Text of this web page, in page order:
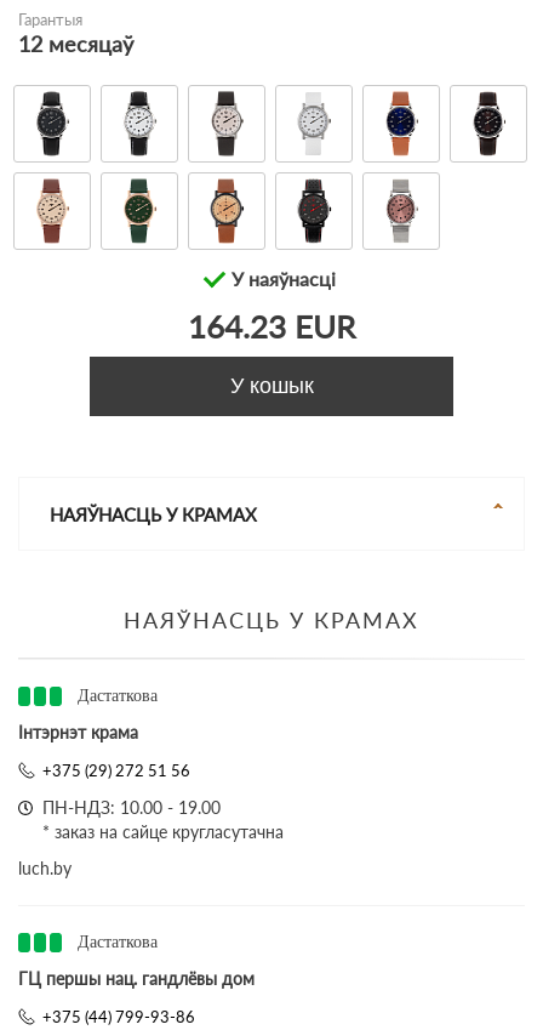
Гарантыя
12 месяцаў
У наяўнасці
164.23 EUR
У кошык
НАЯЎНАСЦЬ У КРАМАХ
НАЯЎНАСЦЬ У КРАМАХ
Дастаткова
Інтэрнэт крама
+375 (29) 272 51 56
ПН-НДЗ: 10.00 - 19.00
* заказ на сайце кругласутачна
luch.by
Дастаткова
ГЦ першы нац. гандлёвы дом
+375 (44) 799-93-86